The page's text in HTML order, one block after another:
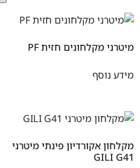
מיטרני מקלחונים חזית PF
מידע נוסף
מקלחון אקורדיון פינתי מיטרני
GILI G41